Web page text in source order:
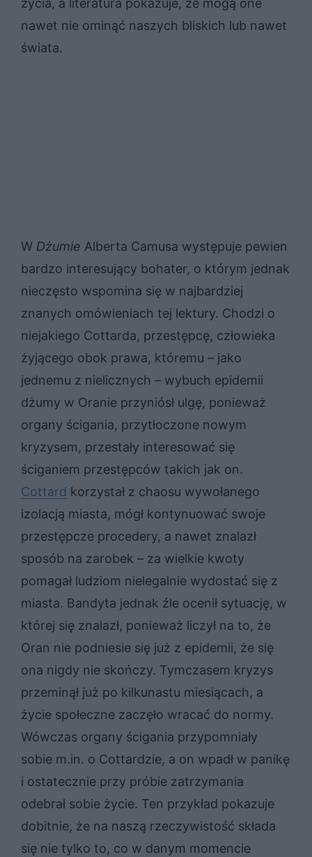
nawet nie ominąć naszych bliskich lub nawet
świata.
W Dżumie Alberta Camusa występuje pewien
bardzo interesujący bohater, o którym jednak
nieczęsto wspomina się w najbardziej
znanych omówieniach tej lektury. Chodzi o
niejakiego Cottarda, przestępcę, człowieka
żyjącego obok prawa, któremu – jako
jednemu z nielicznych – wybuch epidemii
dżumy w Oranie przyniósł ulgę, ponieważ
organy ścigania, przytłoczone nowym
kryzysem, przestały interesować się
ściganiem przestępców takich jak on.
Cottard korzystał z chaosu wywołanego
izolacją miasta, mógł kontynuować swoje
przestępcze procedery, a nawet znalazł
sposób na zarobek – za wielkie kwoty
pomagał ludziom nielegalnie wydostać się z
miasta. Bandyta jednak źle ocenił sytuację, w
której się znalazł, ponieważ liczył na to, że
Oran nie podniesie się już z epidemii, że się
ona nigdy nie skończy. Tymczasem kryzys
przeminął już po kilkunastu miesiącach, a
życie społeczne zaczęło wracać do normy.
Wówczas organy ścigania przypomniały
sobie m.in. o Cottardzie, a on wpadł w panikę
i ostatecznie przy próbie zatrzymania
odebrał sobie życie. Ten przykład pokazuje
dobitnie, że na naszą rzeczywistość składa
się nie tylko to, co w danym momencie